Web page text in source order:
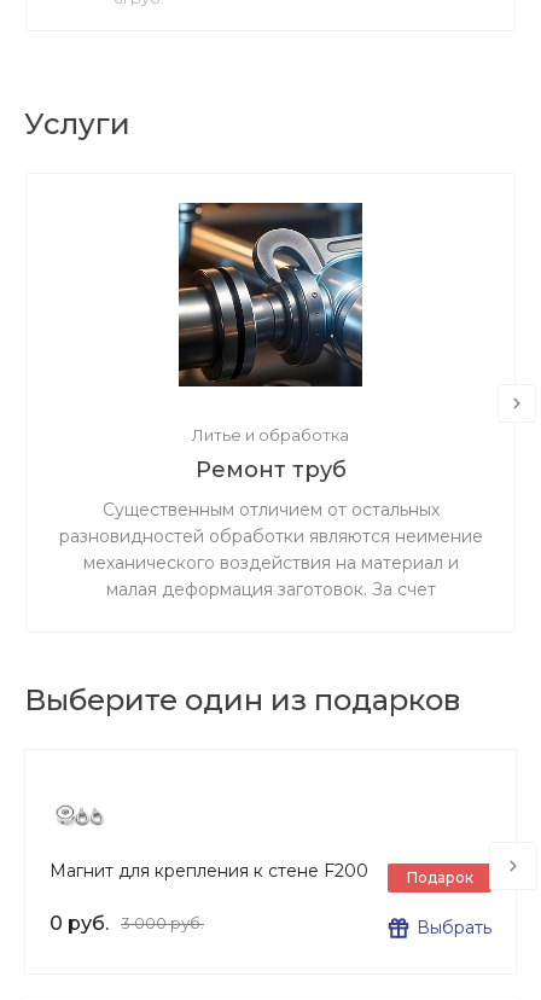
Услуги
Литье и обработка
Ремонт труб
Существенным отличием от остальных
разновидностей обработки являются неимение
механического воздействия на материал и
малая деформация заготовок. За счет
Выберите один из подарков
Магнит для крепления к стене F200
0 руб. 3 000 руб.
Подарок
Выбрать